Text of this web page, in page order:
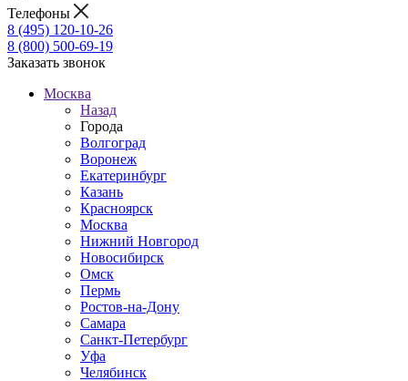
Телефоны
8 (495) 120-10-26
8 (800) 500-69-19
Заказать звонок
Москва
Назад
Города
Волгоград
Воронеж
Екатеринбург
Казань
Красноярск
Москва
Нижний Новгород
Новосибирск
Омск
Пермь
Ростов-на-Дону
Самара
Санкт-Петербург
Уфа
Челябинск